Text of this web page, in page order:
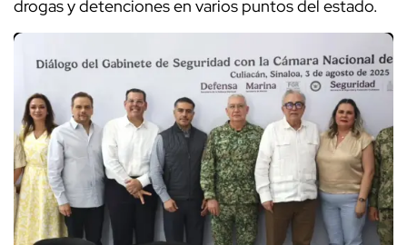
drogas y detenciones en varios puntos del estado.